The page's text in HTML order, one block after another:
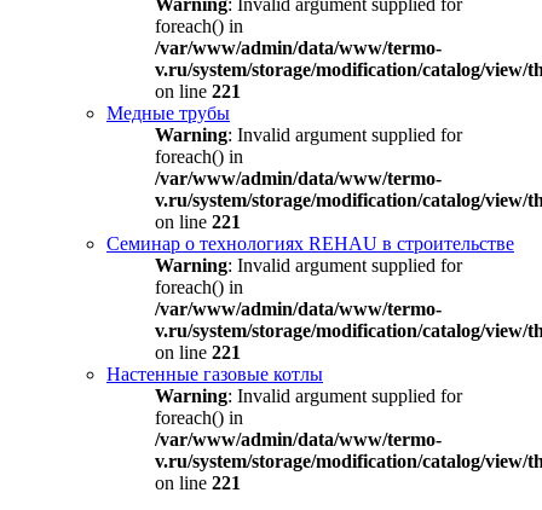
Warning: Invalid argument supplied for
foreach() in
/var/www/admin/data/www/termo-
v.ru/system/storage/modification/catalog/view/
on line 221
Медные трубы
Warning: Invalid argument supplied for
foreach() in
/var/www/admin/data/www/termo-
v.ru/system/storage/modification/catalog/view/
on line 221
Семинар о технологиях REHAU в строительстве
Warning: Invalid argument supplied for
foreach() in
/var/www/admin/data/www/termo-
v.ru/system/storage/modification/catalog/view/
on line 221
Настенные газовые котлы
Warning: Invalid argument supplied for
foreach() in
/var/www/admin/data/www/termo-
v.ru/system/storage/modification/catalog/view/
on line 221